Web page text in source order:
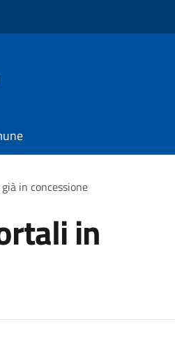
in concessione
in